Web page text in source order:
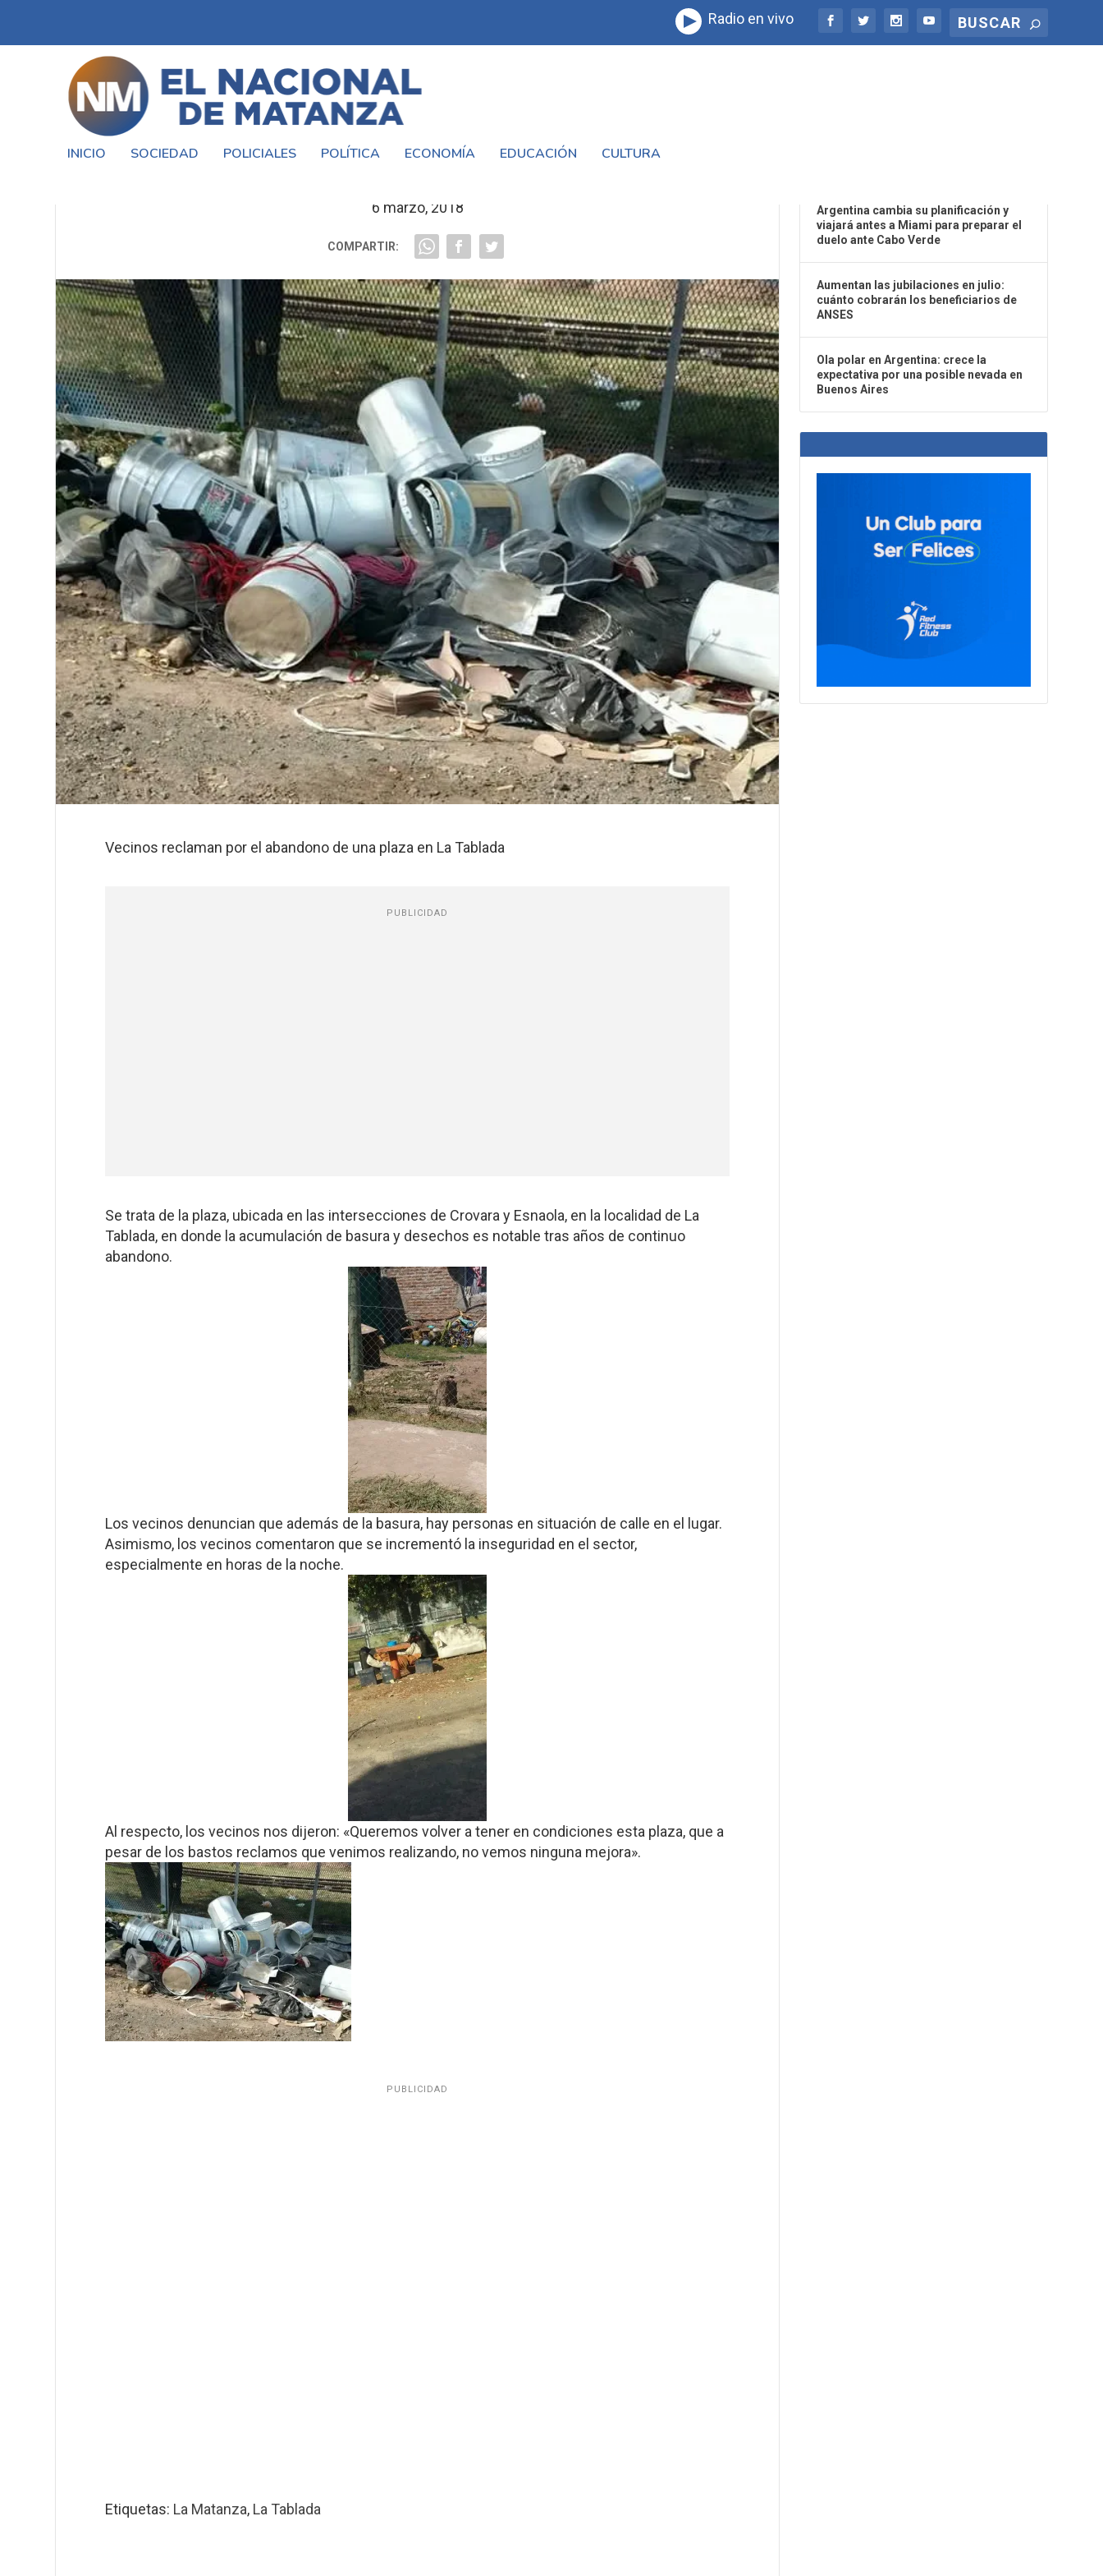
Radio en vivo
INICIO SOCIEDAD POLICIALES POLÍTICA ECONOMÍA EDUCACIÓN CULTURA
6 marzo, 2018
COMPARTIR:
Vecinos reclaman por el abandono de una plaza en La Tablada
PUBLICIDAD
Se trata de la plaza, ubicada en las intersecciones de Crovara y Esnaola, en la localidad de La
Tablada, en donde la acumulación de basura y desechos es notable tras años de continuo
abandono.
Los vecinos denuncian que además de la basura, hay personas en situación de calle en el lugar.
Asimismo, los vecinos comentaron que se incrementó la inseguridad en el sector,
especialmente en horas de la noche.
Al respecto, los vecinos nos dijeron: «Queremos volver a tener en condiciones esta plaza, que a
pesar de los bastos reclamos que venimos realizando, no vemos ninguna mejora».
PUBLICIDAD
Etiquetas: La Matanza, La Tablada
Argentina cambia su planificación y
viajará antes a Miami para preparar el
duelo ante Cabo Verde
Aumentan las jubilaciones en julio:
cuánto cobrarán los beneficiarios de
ANSES
Ola polar en Argentina: crece la
expectativa por una posible nevada en
Buenos Aires